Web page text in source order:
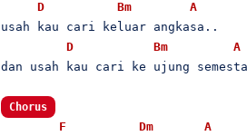
D Bm
A
usah kau cari keluar angkasa..
D
Bm
A
dan usah kau cari ke ujung
Chorus
F Dm A